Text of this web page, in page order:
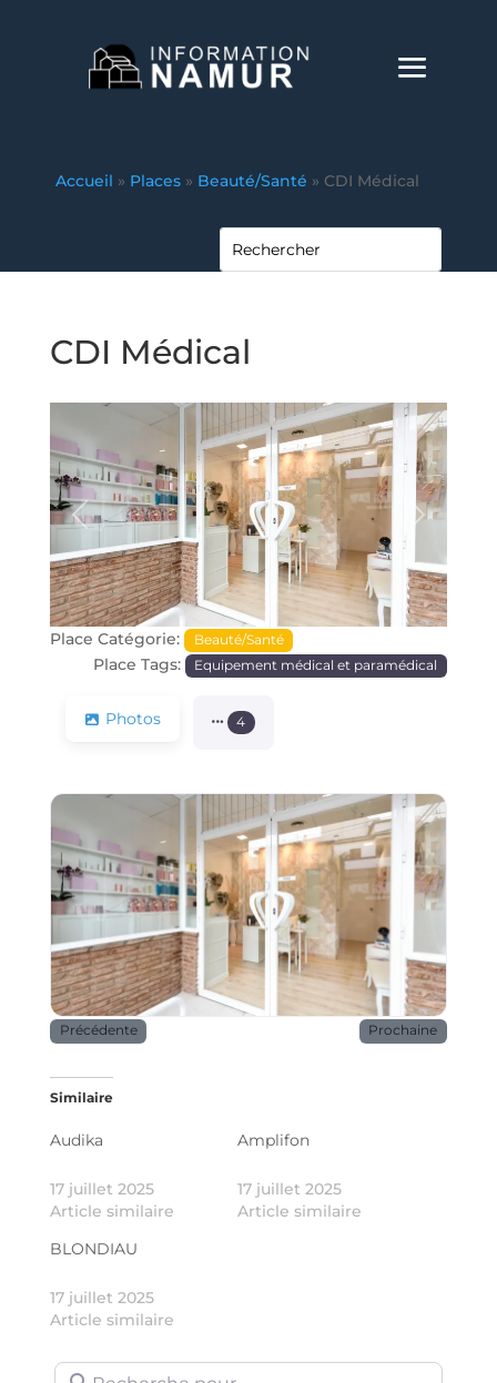
Accueil » Places » Beauté/Santé » CDI Médical
CDI Médical
Précédente Prochaine
Place Catégorie: Beauté/Santé
Place Tags: Equipement médical et paramédical
Photos 4
Précédente Prochaine
Similaire
Audika
17 juillet 2025
Article similaire
Amplifon
17 juillet 2025
Article similaire
BLONDIAU
17 juillet 2025
Article similaire
Recherche pour